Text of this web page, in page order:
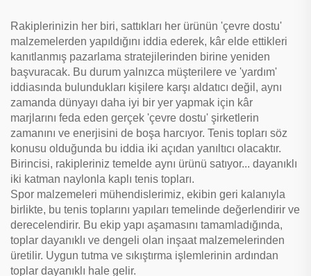
Rakiplerinizin her biri, sattıkları her ürünün 'çevre dostu'
malzemelerden yapıldığını iddia ederek, kâr elde ettikleri
kanıtlanmış pazarlama stratejilerinden birine yeniden
başvuracak. Bu durum yalnızca müşterilere ve 'yardım'
iddiasında bulundukları kişilere karşı aldatıcı değil, aynı
zamanda dünyayı daha iyi bir yer yapmak için kâr
marjlarını feda eden gerçek 'çevre dostu' şirketlerin
zamanını ve enerjisini de boşa harcıyor. Tenis topları söz
konusu olduğunda bu iddia iki açıdan yanıltıcı olacaktır.
Birincisi, rakipleriniz temelde aynı ürünü satıyor... dayanıklı
iki katman naylonla kaplı tenis topları.
Spor malzemeleri mühendislerimiz, ekibin geri kalanıyla
birlikte, bu tenis toplarını yapıları temelinde değerlendirir ve
derecelendirir. Bu ekip yapı aşamasını tamamladığında,
toplar dayanıklı ve dengeli olan inşaat malzemelerinden
üretilir. Uygun tutma ve sıkıştırma işlemlerinin ardından
toplar dayanıklı hale gelir.